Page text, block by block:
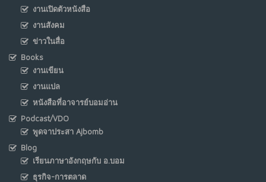
งานเปิดตัวหนังสือ
งานสังคม
ข่าวในสื่อ
Books
งานเขียน
งานแปล
หนังสือที่อาจารย์บอมอ่าน
Podcast/VDO
พูดจาประสา Ajbomb
Blog
เรียนภาษาอังกฤษกับ อ.บอม
ธุรกิจ-การตลาด